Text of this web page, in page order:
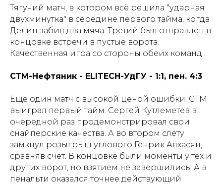
Тягучий матч, в котором всё решила "ударная
двухминутка" в середине первого тайма, когда
Делин забил два мяча. Третий был отправлен в
концовке встречи в пустые ворота.
Качественная игра со стороны обеих команд.
СТМ-Нефтяник - ELITECH-УдГУ - 1:1, пен. 4:3
Ещё один матч с высокой ценой ошибки. СТМ
выиграл первый тайм: Сергей Кутлеметев в
очередной раз продемонстрировал свои
снайперские качества. А во втором слёту
замкнул розыгрыш углового Генрик Алхасян,
сравняв счёт. В концовке были моменты у тех и
других ворот, но взятием не завершились. А в
пенальти оказался точнее действующий